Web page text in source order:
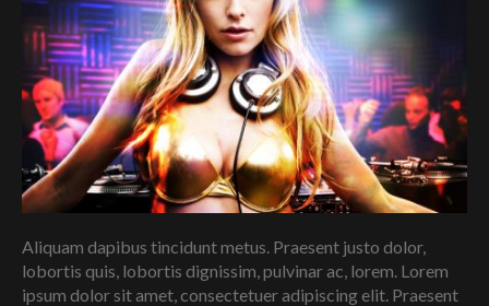
Aliquam dapibus tincidunt metus. Praesent justo dolor,
lobortis quis, lobortis dignissim, pulvinar ac, lorem. Lorem
ipsum dolor sit amet, consectetuer adipiscing elit. Praesent